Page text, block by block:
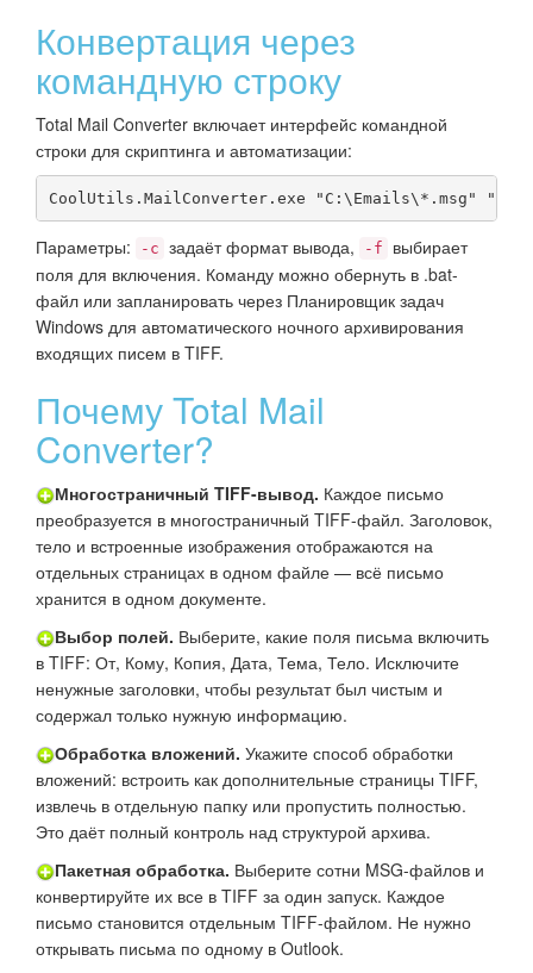
Конвертация через
командную строку
Total Mail Converter включает интерфейс командной
строки для скриптинга и автоматизации:
CoolUtils.MailConverter.exe "C:\Emails\*.msg"
Параметры: -c задаёт формат вывода, -f
выбирает
поля для включения. Команду можно обернуть в .bat-
файл или запланировать через Планировщик задач
Windows для автоматического ночного архивирования
входящих писем в TIFF.
Почему Total Mail
Converter?
Многостраничный TIFF-вывод. Каждое письмо
преобразуется в многостраничный TIFF-файл. Заголовок,
тело и встроенные изображения отображаются на
отдельных страницах в одном файле — всё письмо
хранится в одном документе.
Выбор полей. Выберите, какие поля письма включить
в TIFF: От, Кому, Копия, Дата, Тема, Тело. Исключите
ненужные заголовки, чтобы результат был чистым и
содержал только нужную информацию.
Обработка вложений. Укажите способ обработки
вложений: встроить как дополнительные страницы TIFF,
извлечь в отдельную папку или пропустить полностью.
Это даёт полный контроль над структурой архива.
Пакетная обработка. Выберите сотни MSG-файлов и
конвертируйте их все в TIFF за один запуск. Каждое
письмо становится отдельным TIFF-файлом. Не нужно
открывать письма по одному в Outlook.